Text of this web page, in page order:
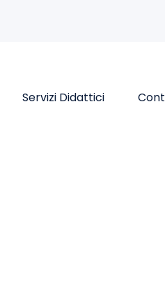
Servizi Didattici